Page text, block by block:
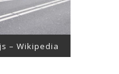
– Wikipedia